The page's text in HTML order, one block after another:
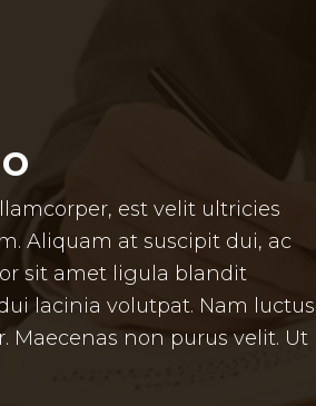
est velit ultricies
Aliquam at suscipit dui, ac
sit amet ligula blandit
lacinia volutpat. Nam luctus
non purus velit. Ut